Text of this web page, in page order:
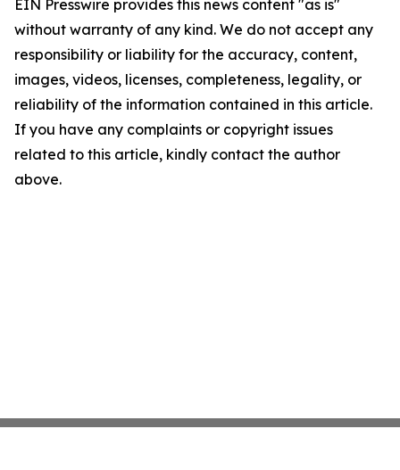
EIN Presswire provides this news content "as is"
without warranty of any kind. We do not accept any
responsibility or liability for the accuracy, content,
images, videos, licenses, completeness, legality, or
reliability of the information contained in this article.
If you have any complaints or copyright issues
related to this article, kindly contact the author
above.